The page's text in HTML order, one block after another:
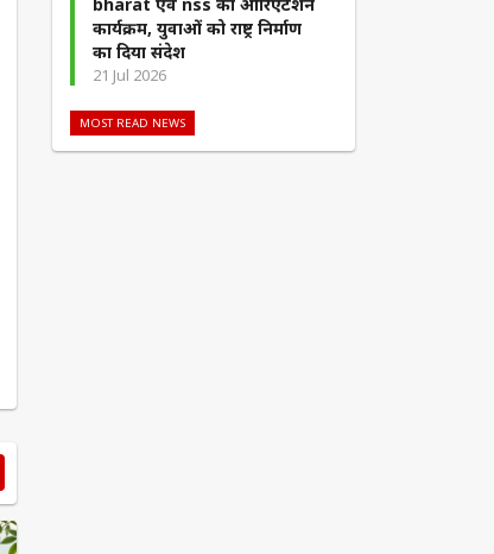
कार्यक्रम, युवाओं को राष्ट्र निर्माण
का दिया संदेश
21 Jul 2026
MOST READ NEWS